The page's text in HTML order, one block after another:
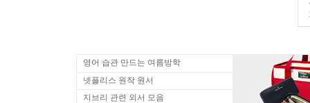
영어 습관 만드는 여름방학
넷플리스 원작 원서
지브리 관련 외서 모음